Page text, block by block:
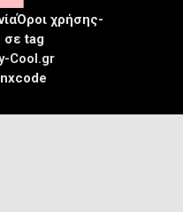
Cool.gr
Όροι χρήσης-
σε tag
nxcode